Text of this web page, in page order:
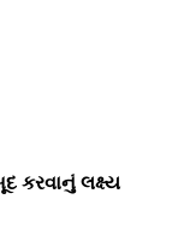
કરવાનું લક્ષ્ય